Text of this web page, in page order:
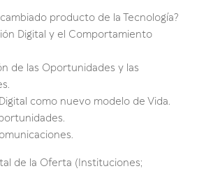
producto de la Tecnología?
Digital y el Comportamiento
de las Oportunidades y las
como nuevo modelo de Vida.
de la Oferta (Instituciones;